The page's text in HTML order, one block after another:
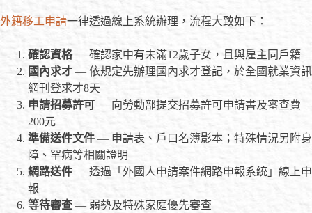
外籍移工申請一律透過線上系統辦理，流程大致如下：
確認資格— 確認家中有未滿12歲子女，且與雇主同戶籍
國內求才 — 依規定先辦理國內求才登記，於全國就業資訊
網刊登求才8天
申請招募許可— 向勞動部提交招募許可申請書及審查費
200元
準備送件文件 — 申請表、戶口名簿影本；特殊情況另附身
障、罕病等相關證明
網路送件 — 透過「外國人申請案件網路申報系統」線上申
報
等待審查 — 弱勢及特殊家庭優先審查